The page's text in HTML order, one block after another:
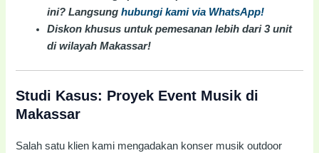
ini? Langsunghubungi kami via WhatsApp!
Diskon khusus untuk pemesanan lebih dari 3 unit
di wilayah Makassar!
Studi Kasus: Proyek Event Musik di
Makassar
Salah satu klien kami mengadakan konser musik outdoor